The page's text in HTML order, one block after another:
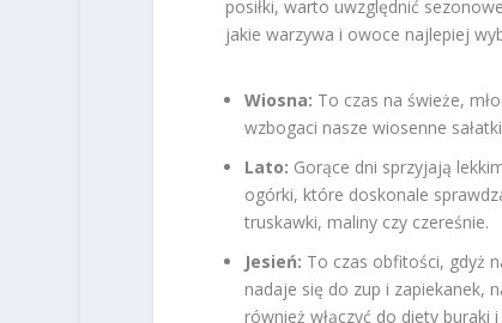
posiłki, warto uwzględnić
jakie warzywa i owoce najlepiej
Wiosna: To czas na świeże,
wzbogaci nasze wiosenne
Lato: Gorące dni sprzyjają
ogórki, które doskonale
truskawki, maliny czy czereśnie.
Jesień: To czas obfitości, gdyż
nadaje się do zup i zapiekanek,
również włączyć do diety buraki